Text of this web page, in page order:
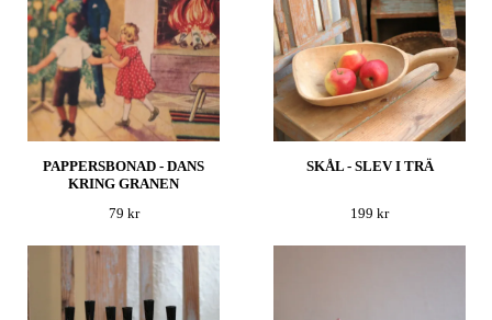
PAPPERSBONAD - DANS
KRING GRANEN
79 kr
SKÅL - SLEV I TRÄ
199 kr